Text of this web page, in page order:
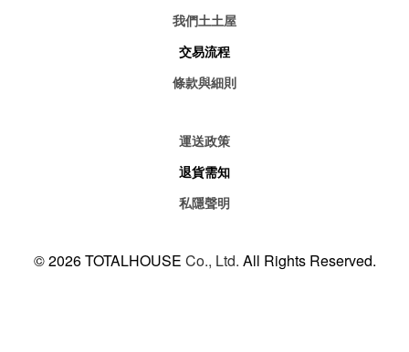
我們土土屋
交易流程
條款與細則
運送政策
退貨需知
私隱聲明
© 2026 TOTALHOUSE Co., Ltd. All Rights Reserved.